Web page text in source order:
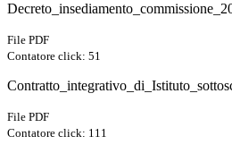
File PDF
Contatore click: 51
File PDF
Contatore click: 111